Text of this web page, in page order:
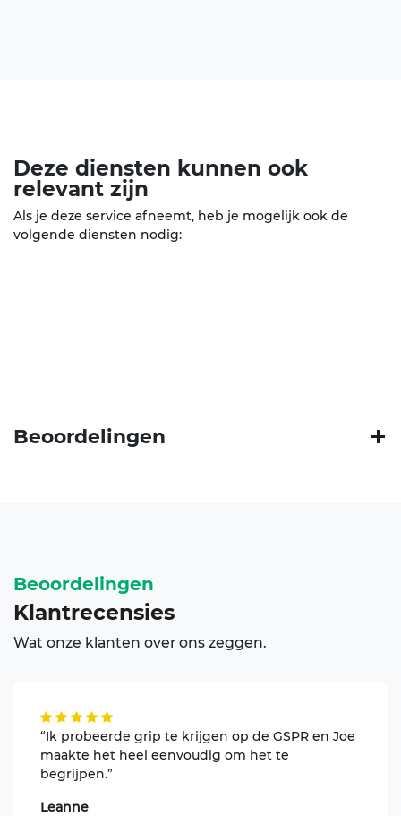
Deze diensten kunnen ook
relevant zijn
Als je deze service afneemt, heb je mogelijk ook de
volgende diensten nodig:
Beoordelingen
Beoordelingen
Klantrecensies
Wat onze klanten over ons zeggen.
“Ik probeerde grip te krijgen op de GSPR en Joe
maakte het heel eenvoudig om het te
begrijpen.”
Leanne